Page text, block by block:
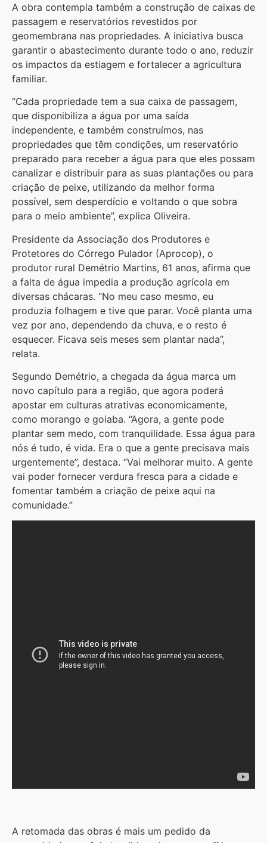
A obra contempla também a construção de caixas de
passagem e reservatórios revestidos por
geomembrana nas propriedades. A iniciativa busca
garantir o abastecimento durante todo o ano, reduzir
os impactos da estiagem e fortalecer a agricultura
familiar.
“Cada propriedade tem a sua caixa de passagem,
que disponibiliza a água por uma saída
independente, e também construímos, nas
propriedades que têm condições, um reservatório
preparado para receber a água para que eles possam
canalizar e distribuir para as suas plantações ou para
criação de peixe, utilizando da melhor forma
possível, sem desperdício e voltando o que sobra
para o meio ambiente”, explica Oliveira.
Presidente da Associação dos Produtores e
Protetores do Córrego Pulador (Aprocop), o
produtor rural Demétrio Martins, 61 anos, afirma que
a falta de água impedia a produção agrícola em
diversas chácaras. “No meu caso mesmo, eu
produzia folhagem e tive que parar. Você planta uma
vez por ano, dependendo da chuva, e o resto é
esquecer. Ficava seis meses sem plantar nada”,
relata.
Segundo Demétrio, a chegada da água marca um
novo capítulo para a região, que agora poderá
apostar em culturas atrativas economicamente,
como morango e goiaba. “Agora, a gente pode
plantar sem medo, com tranquilidade. Essa água para
nós é tudo, é vida. Era o que a gente precisava mais
urgentemente”, destaca. “Vai melhorar muito. A gente
vai poder fornecer verdura fresca para a cidade e
fomentar também a criação de peixe aqui na
comunidade.”
A retomada das obras é mais um pedido da